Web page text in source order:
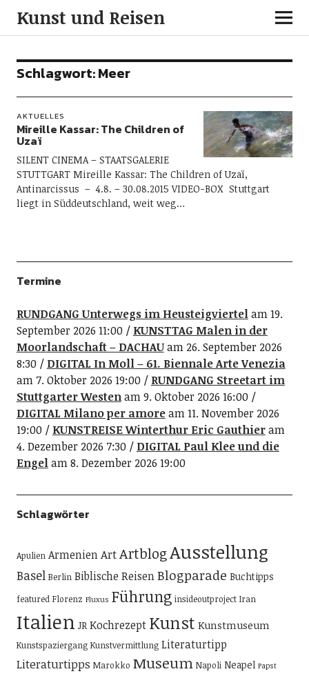
Kunst und Reisen
Schlagwort:Meer
AKTUELLES
Mireille Kassar: The Children of
Uzaï
SILENT CINEMA – STAATSGALERIE
STUTTGART Mireille Kassar: The Children of Uzaï,
Antinarcissus – 4.8. – 30.08.2015 VIDEO-BOX Stuttgart
liegt in Süddeutschland, weit weg…
Termine
RUNDGANG Unterwegs im Heusteigviertelam 19.
September 2026 11:00
KUNSTTAG Malen in der
Moorlandschaft – DACHAUam 26. September 2026
8:30
DIGITAL In Moll – 61. Biennale Arte Venezia
am 7. Oktober 2026 19:00
RUNDGANG Streetart im
Stuttgarter Westenam 9. Oktober 2026 16:00
DIGITAL Milano per amoream 11. November 2026
19:00
KUNSTREISE Winterthur Eric Gauthieram
4. Dezember 2026 7:30
DIGITAL Paul Klee und die
Engelam 8. Dezember 2026 19:00
Schlagwörter
Apulien ArmenienArtArtblogAusstellung
Basel Berlin Biblische ReisenBlogparade Buchtipps
featured Florenz Fluxus Führung insideoutproject Iran
Italien JR Kochrezept Kunst Kunstmuseum
Kunstspaziergang Kunstvermittlung Literaturtipp
Literaturtipps Marokko Museum Napoli Neapel Papst